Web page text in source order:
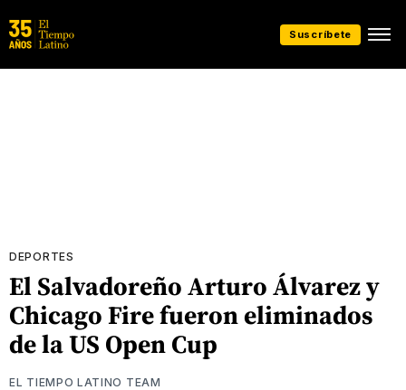
Suscríbete
DEPORTES
El Salvadoreño Arturo Álvarez y
Chicago Fire fueron eliminados
de la US Open Cup
EL TIEMPO LATINO TEAM